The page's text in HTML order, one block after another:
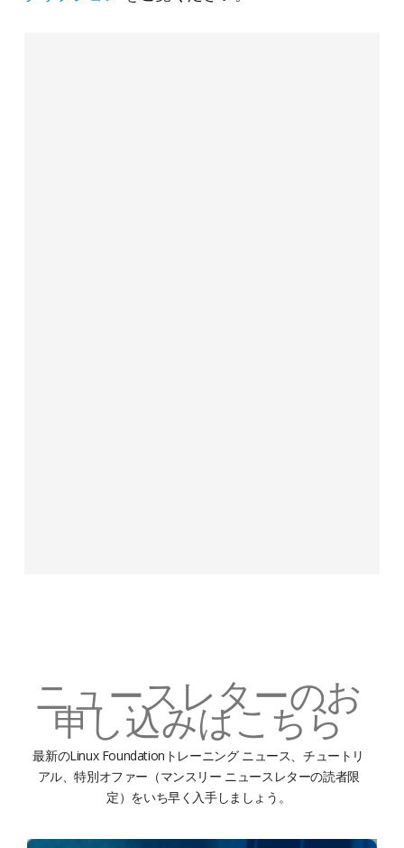
ニュースレターのお
申し込みはこちら
最新のLinux Foundationトレーニング ニュース、チュートリ
アル、特別オファー（マンスリー ニュースレターの読者限
定）をいち早く入手しましょう。